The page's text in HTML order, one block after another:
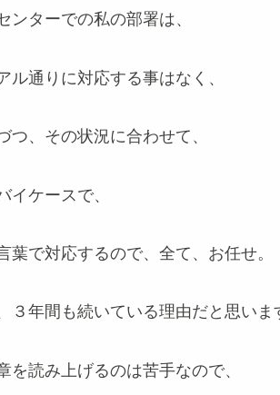
ンターでの私の部署は、
ル通りに対応する事はなく、
つ、その状況に合わせて、
イケースで、
葉で対応するので、全て、お任せ。
３年間も続いている理由だと思いま
を読み上げるのは苦手なので、